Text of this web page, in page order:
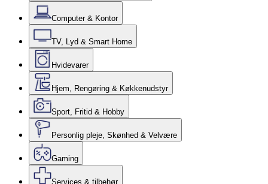
Computer & Kontor
TV, Lyd & Smart Home
Hvidevarer
Hjem, Rengøring & Køkkenudstyr
Sport, Fritid & Hobby
Personlig pleje, Skønhed & Velvære
Gaming
Services & tilbehør